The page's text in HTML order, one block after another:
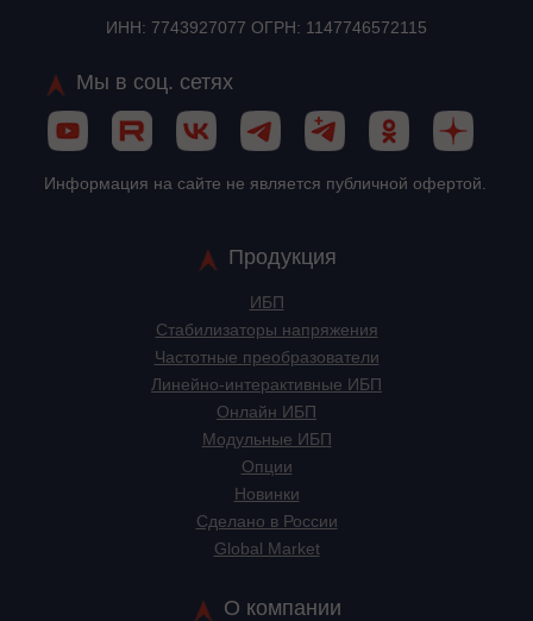
ИНН: 7743927077 ОГРН: 1147746572115
Мы в соц. сетях
Информация на сайте не является публичной офертой.
Продукция
ИБП
Стабилизаторы напряжения
Частотные преобразователи
Линейно-интерактивные ИБП
Онлайн ИБП
Модульные ИБП
Опции
Новинки
Сделано в России
Global Market
О компании